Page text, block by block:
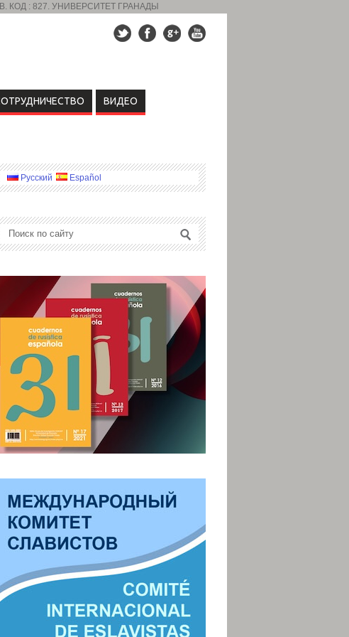
: 827. УНИВЕРСИТЕТ ГРАНАДЫ
ВИДЕО
Русский Español